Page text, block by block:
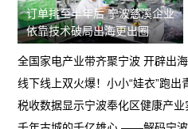
牙坏了 找到理想400解决 以我超
由拒绝更换 沟通无果 不解决
能源维修慢售后差
车被销售以优惠为由诱导支付定金
订单排至半年后 宁波慈溪企业
依靠技术破局出海更出圈
全国家电产业带齐聚宁波 开辟出
线下线上双火爆！小小“娃衣”跑出
税收数据显示宁波奉化区健康产